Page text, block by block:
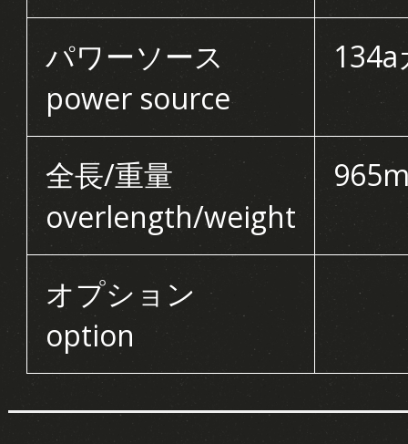
パワーソース
power source
全長/重量
overlength/weight
オプション
option